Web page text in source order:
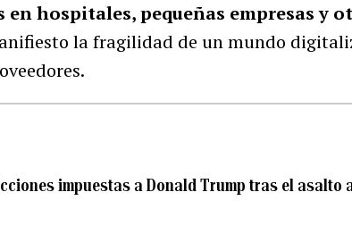
hospitales, pequeñas empresas y
la fragilidad de un mundo
impuestas a Donald Trump tras el asalto